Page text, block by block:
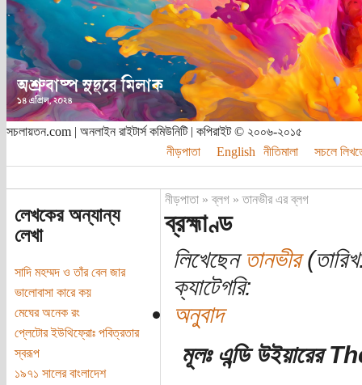
সচলায়তন.com | অনলাইন রাইটার্স কমিউনিটি | কপিরাইট © ২০০৬-২০১৫
নীড়পাতা
English নীতিমালা সচলে
লেখকের অন্যান্য
লেখা
সাদি মহম্মদ ও তাঁর বেল জার
ভালোবাসা কারে কয়
মেঘের অনেক রং
প্লেটোর ইউথিফ্রোঃ পবিত্রতার
স্বরূপ
১৯৭১ সালের বাংলাদেশ
নীড়পাতা»ব্লগ»তানভীর এর ব্লগ
ব্রহ্মাণ্ড
লিখেছেনতানভীর
ক্যাটেগরি:
অনুবাদ
মূলঃ এন্ডি উইয়ারের